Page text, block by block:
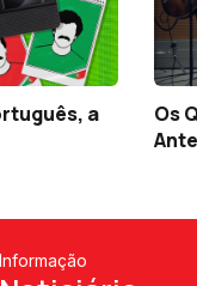
a
Os
Informação